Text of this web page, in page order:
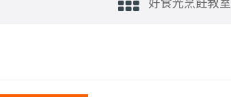
好食光烹飪教室